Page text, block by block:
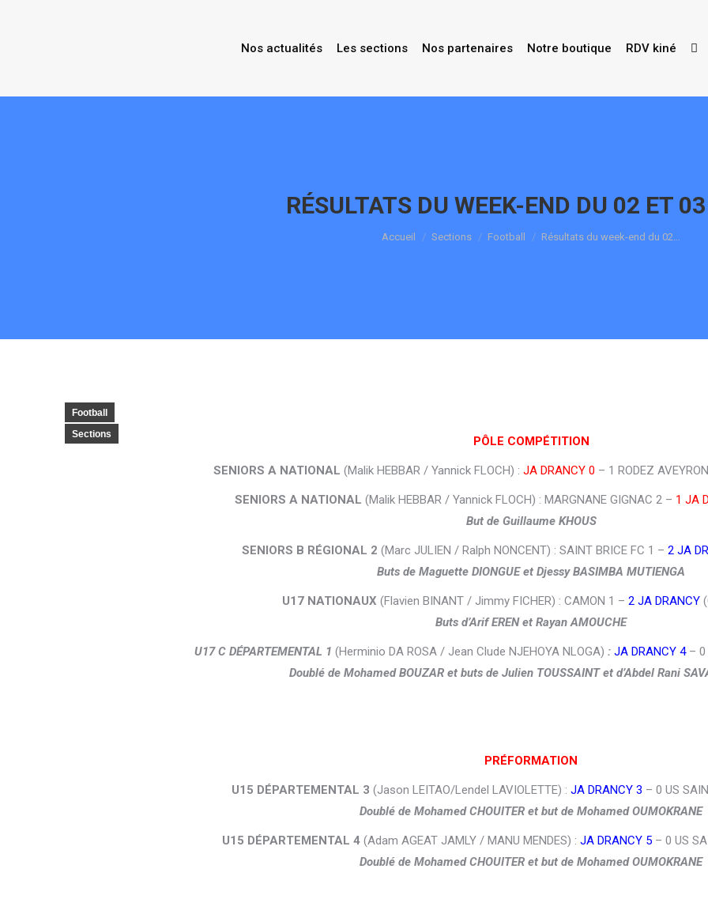
Nos actualités Les sections Nos partenaires Notre boutique RDV kiné
RÉSULTATS DU WEEK-END DU 02 ET
Vous êtes ici :
Accueil Sections Football Résultats du week-end du 02…
Football
Sections
PÔLE COMPÉTITION
SENIORS A NATIONAL (Malik HEBBAR / Yannick FLOCH) : JA DRANCY 0 – 1 RODEZ
SENIORS A NATIONAL (Malik HEBBAR / Yannick FLOCH) : MARGNANE GIGNAC 2 – 1 JA
But de Guillaume KHOUS
SENIORS B RÉGIONAL 2 (Marc JULIEN / Ralph NONCENT) : SAINT BRICE FC 1 – 2 JA
Buts de Maguette DIONGUE et Djessy BASIMBA MUTIENGA
U17 NATIONAUX (Flavien BINANT / Jimmy FICHER) : CAMON 1 – 2 JA DRANCY
Buts d’Arif EREN et Rayan AMOUCHE
U17 C DÉPARTEMENTAL 1 (Herminio DA ROSA / Jean Clude NJEHOYA NLOGA) : JA DRANCY 4– 0
Doublé de Mohamed BOUZAR et buts de Julien TOUSSAINT et d’Abdel Rani
PRÉFORMATION
U15 DÉPARTEMENTAL 3 (Jason LEITAO/Lendel LAVIOLETTE) : JA DRANCY 3 – 0 US
Doublé de Mohamed CHOUITER et but de Mohamed OUMOKRANE
U15 DÉPARTEMENTAL 4(Adam AGEAT JAMLY / MANU MENDES) : JA DRANCY 5– 0 US
Doublé de Mohamed CHOUITER et but de Mohamed OUMOKRANE